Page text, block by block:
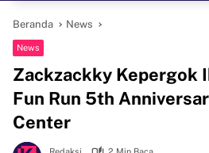
Beranda News
News
Zackzackky Kepergok
Fun Run 5th
Center